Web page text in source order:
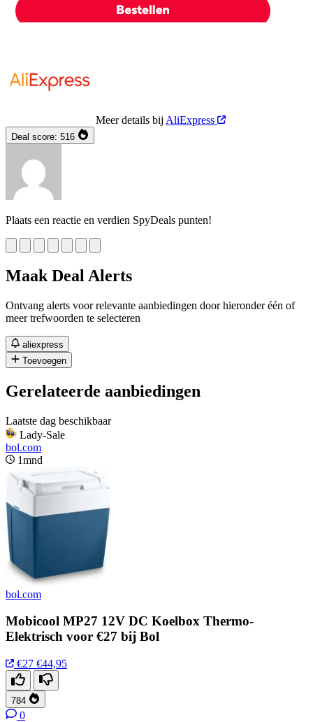
Meer details bij AliExpress
Deal score: 516
Plaats een reactie en verdien SpyDeals punten!
Maak Deal Alerts
Ontvang alerts voor relevante aanbiedingen door hieronder één of
meer trefwoorden te selecteren
aliexpress
Toevoegen
Gerelateerde aanbiedingen
Laatste dag beschikbaar
Lady-Sale
bol.com
1mnd
bol.com
Mobicool MP27 12V DC Koelbox Thermo-
Elektrisch voor €27 bij Bol
€27 €44,95
784
0